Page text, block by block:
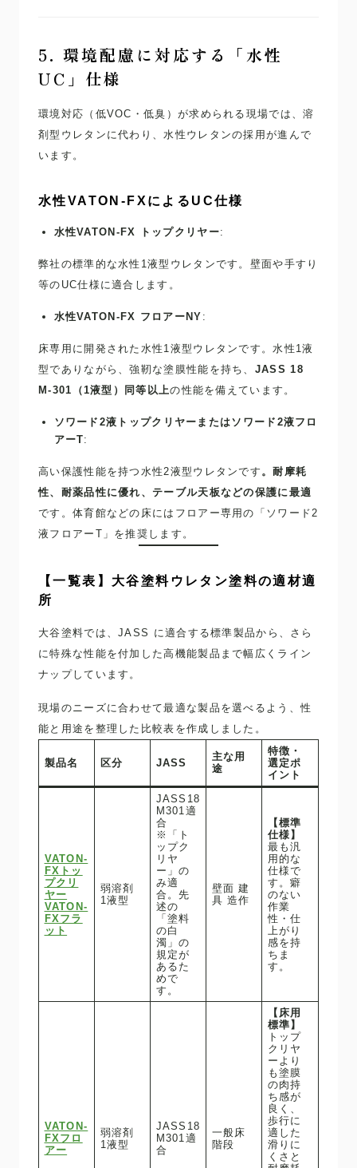
5. 環境配慮に対応する「水性
UC」仕様
環境対応（低VOC・低臭）が求められる現場では、溶
剤型ウレタンに代わり、水性ウレタンの採用が進んで
います。
水性VATON-FXによるUC仕様
水性VATON-FX トップクリヤー:
弊社の標準的な水性1液型ウレタンです。壁面や手すり
等のUC仕様に適合します。
水性VATON-FX フロアーNY :
床専用に開発された水性1液型ウレタンです。水性1液
型でありながら、強靭な塗膜性能を持ち、 JASS 18
M-301（1液型）同等以上の性能を備えています。
ソワード2液トップクリヤーまたはソワード2液フロ
アーT:
高い保護性能を持つ水性2液型ウレタンです 。耐摩耗
性、耐薬品性に優れ、テーブル天板などの保護に最適
です。体育館などの床にはフロアー専用の「ソワード2
液フロアーT」を推奨します。
【一覧表】大谷塗料ウレタン塗料の適材適
所
大谷塗料では、JASS に適合する標準製品から、さら
に特殊な性能を付加した高機能製品まで幅広くライン
ナップしています。
現場のニーズに合わせて最適な製品を選べるよう、性
能と用途を整理した比較表を作成しました。
製品名 区分 JASS
主な用
途
特徴・
選定ポ
イント
VATON-
FXトッ
プクリ
ヤー
VATON-
FXフラ
ット
弱溶剤
1液型
JASS18
M301適
合
※「ト
ップク
リヤ
ー」の
み適
合。先
述の
「塗料
の白
濁」の
規定が
あるた
めで
す。
壁面 建
具 造作
【標準
仕様】
最も汎
用的な
仕様で
す。癖
のない
作業
性・仕
上がり
感を持
ちま
す。
VATON-
FXフロ
アー
弱溶剤
1液型
JASS18
M301適
合
一般床
階段
【床用
標準】
トップ
クリヤ
ーより
も塗膜
の肉持
ち感が
良く、
歩行に
適した
滑りに
くさと